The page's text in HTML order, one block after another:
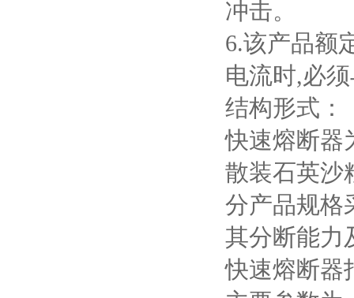
冲击。
6.该产品额
电流时,必
结构形式：
快速熔断器
散装石英沙
分产品规格
其分断能力
快速熔断器